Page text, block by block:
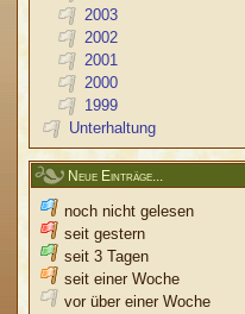
2003
2002
2001
2000
1999
Unterhaltung
Neue Einträge...
noch nicht gelesen
seit gestern
seit 3 Tagen
seit einer Woche
vor über einer Woche